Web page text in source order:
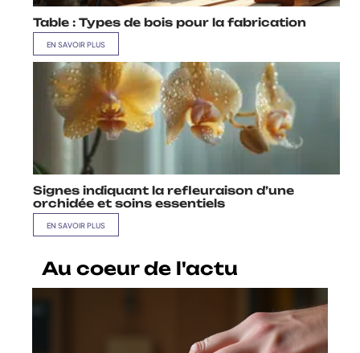
Table : Types de bois pour la fabrication
EN SAVOIR PLUS
Signes indiquant la refleuraison d’une
orchidée et soins essentiels
EN SAVOIR PLUS
Au coeur de l'actu